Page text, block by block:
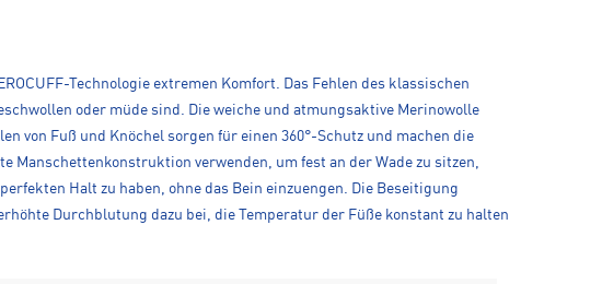
Technologie extremen Komfort. Das Fehlen des klassischen
oder müde sind. Die weiche und atmungsaktive Merinowolle
Fuß und Knöchel sorgen für einen 360°-Schutz und machen die
Manschettenkonstruktion verwenden, um fest an der Wade zu sitzen,
Halt zu haben, ohne das Bein einzuengen. Die Beseitigung
Durchblutung dazu bei, die Temperatur der Füße konstant zu halten